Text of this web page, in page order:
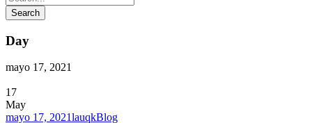
Day
mayo 17, 2021
17
May
mayo 17, 2021lauqkBlog